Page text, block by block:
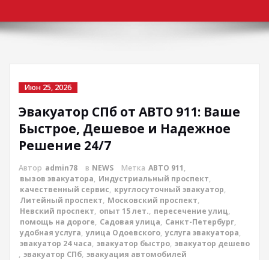
Июн 25, 2026
Эвакуатор СПб от АВТО 911: Ваше
Быстрое, Дешевое и Надежное
Решение 24/7
Автор admin78 в NEWS Метка АВТО 911,
вызов эвакуатора, Индустриальный проспект,
качественный сервис, круглосуточный эвакуатор,
Литейный проспект, Московский проспект,
Невский проспект, опыт 15 лет., пересечение улиц,
помощь на дороге, Садовая улица, Санкт-Петербург,
удобная услуга, улица Одоевского, услуга эвакуатора,
эвакуатор 24 часа, эвакуатор быстро, эвакуатор дешево
, эвакуатор СПб, эвакуация автомобилей